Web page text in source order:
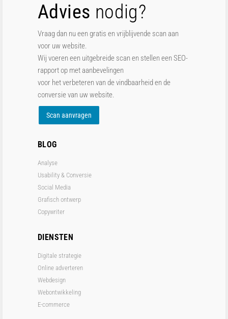
Advies nodig?
Vraag dan nu een gratis en vrijblijvende scan aan
voor uw website.
Wij voeren een uitgebreide scan en stellen een SEO-
rapport op met aanbevelingen
voor het verbeteren van de vindbaarheid en de
conversie van uw website.
Scan aanvragen
BLOG
Analyse
Usability & Conversie
Social Media
Grafisch ontwerp
Copywriter
DIENSTEN
Digitale strategie
Online adverteren
Webdesign
Webontwikkeling
E-commerce